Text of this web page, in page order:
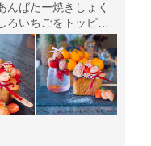
ばたー焼きしょく
ろいちごをトッピン
最上級の可愛さ😻美
たメニューに幸せな